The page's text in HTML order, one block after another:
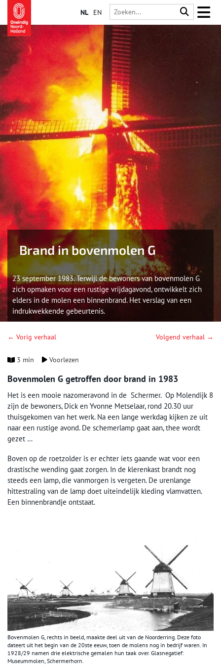
NL EN
Brand in bovenmolen G
23 september 1983. Terwijl de bewoners van bovenmolen G
zich opmaken voor een rustige vrijdagavond, ontwikkelt zich
elders in de molen een binnenbrand. Het verslag van een
indrukwekkende gebeurtenis.
← Vorig verhaal Volgend verhaal →
3 min Voorlezen
Bovenmolen G getroffen door brand in 1983
Het is een mooie nazomeravond in de Schermer. Op Molendijk 8
zijn de bewoners, Dick en Yvonne Metselaar, rond 20.30 uur
thuisgekomen van het werk. Na een lange werkdag kijken ze uit
naar een rustige avond. De schemerlamp gaat aan, thee wordt
gezet …
Boven op de roetzolder is er echter iets gaande wat voor een
drastische wending gaat zorgen. In de klerenkast brandt nog
steeds een lamp, die vanmorgen is vergeten. De urenlange
hittestraling van de lamp doet uiteindelijk kleding vlamvatten.
Een binnenbrandje ontstaat.
Bovenmolen G, rechts in beeld, maakte deel uit van de Noorderring. Deze foto
dateert uit het begin van de 20ste eeuw, toen de molens nog in bedrijf waren. In
1928/29 namen drie elektrische gemalen hun taak over. Glasnegatief:
Museummolen, Schermerhorn.